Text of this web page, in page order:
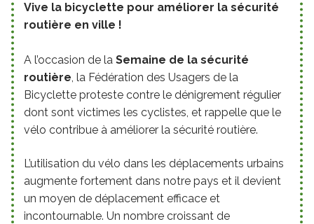
Vive la bicyclette pour améliorer la sécurité
routière en ville !
A l’occasion de la Semaine de la sécurité
routière, la Fédération des Usagers de la
Bicyclette proteste contre le dénigrement régulier
dont sont victimes les cyclistes, et rappelle que le
vélo contribue à améliorer la sécurité routière.
L’utilisation du vélo dans les déplacements urbains
augmente fortement dans notre pays et il devient
un moyen de déplacement efficace et
incontournable. Un nombre croissant de